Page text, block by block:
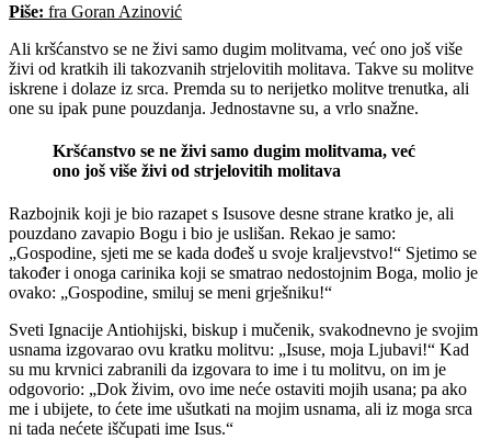
Piše: fra Goran Azinović
Ali kršćanstvo se ne živi samo dugim molitvama, već ono još više
živi od kratkih ili takozvanih strjelovitih molitava. Takve su molitve
iskrene i dolaze iz srca. Premda su to nerijetko molitve trenutka, ali
one su ipak pune pouzdanja. Jednostavne su, a vrlo snažne.
Kršćanstvo se ne živi samo dugim molitvama, već
ono još više živi od strjelovitih molitava
Razbojnik koji je bio razapet s Isusove desne strane kratko je, ali
pouzdano zavapio Bogu i bio je uslišan. Rekao je samo:
„Gospodine, sjeti me se kada dođeš u svoje kraljevstvo!“ Sjetimo se
također i onoga carinika koji se smatrao nedostojnim Boga, molio je
ovako: „Gospodine, smiluj se meni grješniku!“
Sveti Ignacije Antiohijski, biskup i mučenik, svakodnevno je svojim
usnama izgovarao ovu kratku molitvu: „Isuse, moja Ljubavi!“ Kad
su mu krvnici zabranili da izgovara to ime i tu molitvu, on im je
odgovorio: „Dok živim, ovo ime neće ostaviti mojih usana; pa ako
me i ubijete, to ćete ime ušutkati na mojim usnama, ali iz moga srca
ni tada nećete iščupati ime Isus.“